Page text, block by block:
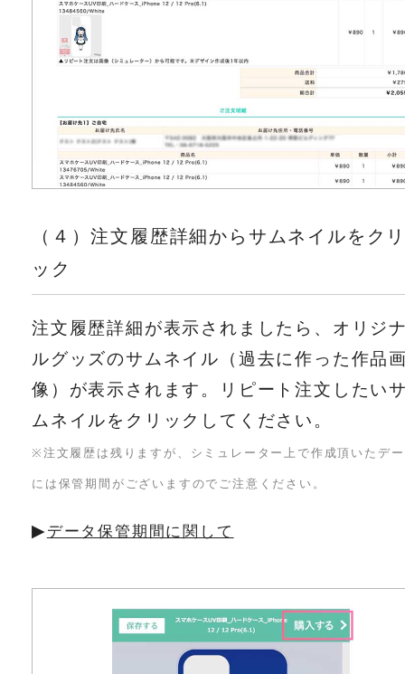
（４）注文履歴詳細からサムネイルをク
ック
注文履歴詳細が表示されましたら、オリジ
ルグッズのサムネイル（過去に作った作品
像）が表示されます。リピート注文したい
ムネイルをクリックしてください。
※注文履歴は残りますが、シミュレーター上で作成頂いたデ
には保管期間がございますのでご注意ください。
▶︎データ保管期間に関して